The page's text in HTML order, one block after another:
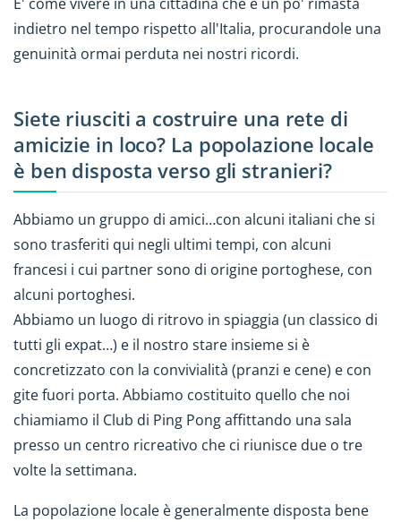
indietro nel tempo rispetto all'Italia, procurandole una
genuinità ormai perduta nei nostri ricordi.
Siete riusciti a costruire una rete di
amicizie in loco? La popolazione locale
è ben disposta verso gli stranieri?
Abbiamo un gruppo di amici…con alcuni italiani che si
sono trasferiti qui negli ultimi tempi, con alcuni
francesi i cui partner sono di origine portoghese, con
alcuni portoghesi.
Abbiamo un luogo di ritrovo in spiaggia (un classico di
tutti gli expat…) e il nostro stare insieme si è
concretizzato con la convivialità (pranzi e cene) e con
gite fuori porta. Abbiamo costituito quello che noi
chiamiamo il Club di Ping Pong affittando una sala
presso un centro ricreativo che ci riunisce due o tre
volte la settimana.
La popolazione locale è generalmente disposta bene